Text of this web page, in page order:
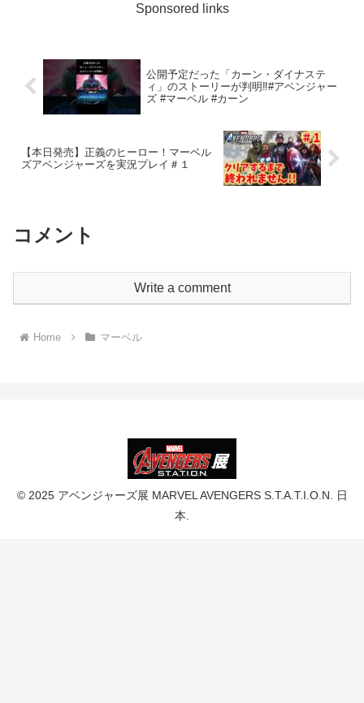
Sponsored links
公開予定だった「カーン・ダイナステ
ィ」のストーリーが判明‼︎#アベンジャー
ズ #マーベル #カーン
【本日発売】正義のヒーロー！マーベル
ズアベンジャーズを実況プレイ＃１
コメント
Write a comment
Home マーベル
© 2025 アベンジャーズ展 MARVEL AVENGERS S.T.A.T.I.O.N. 日
本.